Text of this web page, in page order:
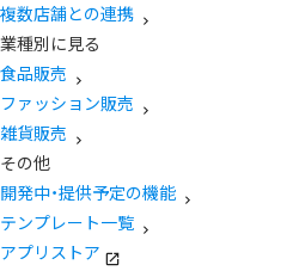
複数店舗との連携
業種別に見る
食品販売
ファッション販売
雑貨販売
その他
開発中・提供予定の機能
テンプレート一覧
アプリストア